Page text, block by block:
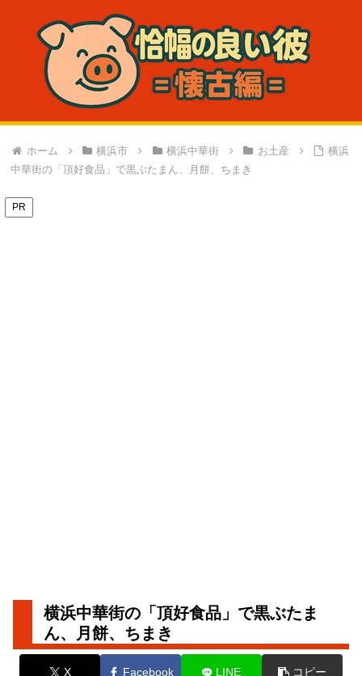
ホーム 横浜市 横浜中華街 お土産
横浜
中華街の「頂好食品」で黒ぶたまん、月餅、ちまき
PR
横浜中華街の「頂好食品」で黒ぶたま
ん、月餅、ちまき
X Facebook LINE コピー